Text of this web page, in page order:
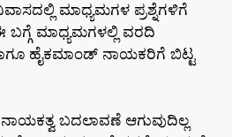
ಮಾಧ್ಯಮಗಳ ಪ್ರಶ್ನೆಗಳಿಗೆ
ಬಗ್ಗೆ ಮಾಧ್ಯಮಗಳಲ್ಲಿ ವರದಿ
ಹೈಕಮಾಂಡ್ ನಾಯಕರಿಗೆ ಬಿಟ್ಟ
ಬದಲಾವಣೆ ಆಗುವುದಿಲ್ಲ